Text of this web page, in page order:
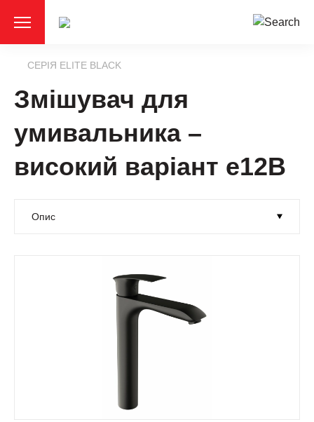
СЕРІЯ ELITE BLACK
Змішувач для
умивальника –
високий варіант e12B